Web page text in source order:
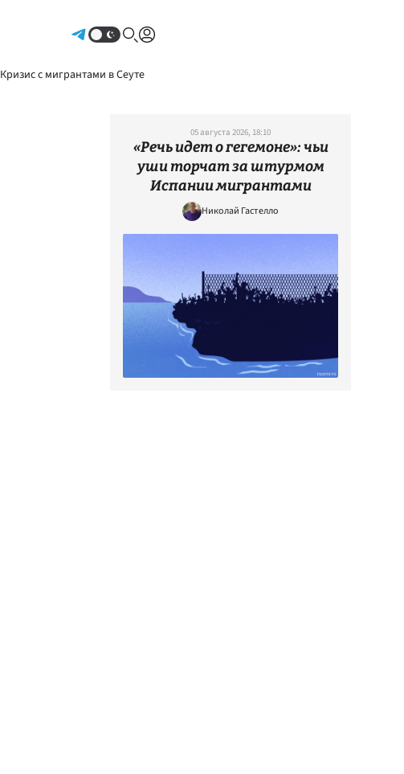
Кризис с мигрантами в Сеуте
05 августа 2026, 18:10
«Речь идет о гегемоне»: чьи
уши торчат за штурмом
Испании мигрантами
Николай Гастелло